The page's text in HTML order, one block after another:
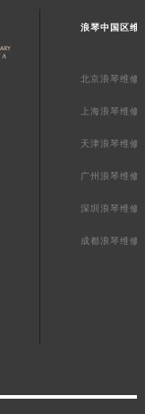
浪琴中国区维
北京浪琴维修
上海浪琴维修
天津浪琴维修
广州浪琴维修
深圳浪琴维修
成都浪琴维修